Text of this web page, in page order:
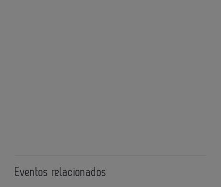
Eventos relacionados